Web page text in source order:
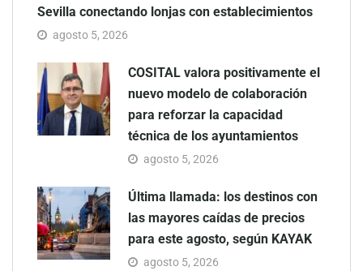
Sevilla conectando lonjas con establecimientos
agosto 5, 2026
COSITAL valora positivamente el
nuevo modelo de colaboración
para reforzar la capacidad
técnica de los ayuntamientos
agosto 5, 2026
Última llamada: los destinos con
las mayores caídas de precios
para este agosto, según KAYAK
agosto 5, 2026